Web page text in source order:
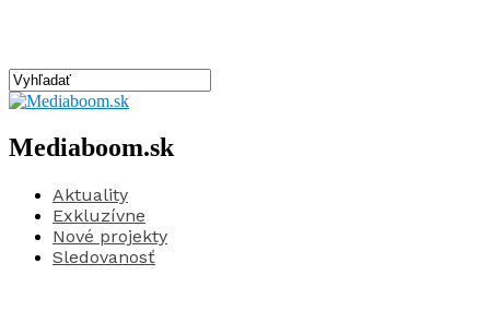
Mediaboom.sk
Aktuality
Exkluzívne
Nové projekty
Sledovanosť